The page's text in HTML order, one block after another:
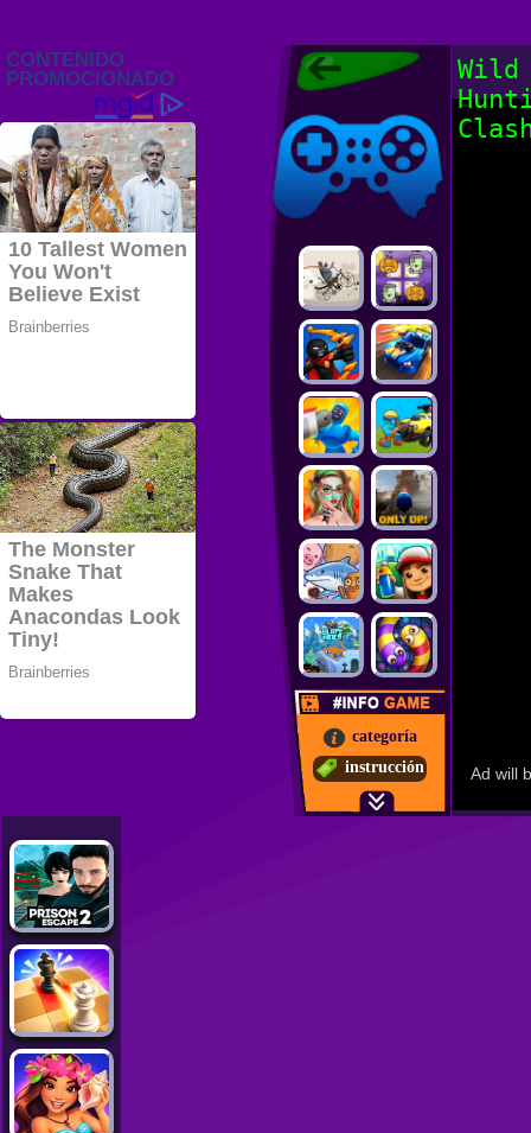
Juegos Friv
2022, Juegos
2022
Juegos Friv
categoría
instrucción
Wild